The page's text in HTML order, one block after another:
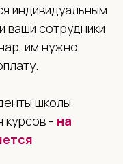
индивидуальным
ваши сотрудники
им нужно
школы
курсов - на